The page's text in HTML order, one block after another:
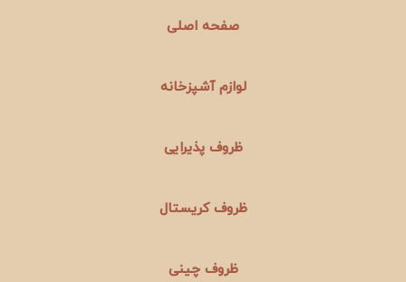
صفحه اصلی
لوازم آشپزخانه
ظروف پذیرایی
ظروف کریستال
ظروف چینی